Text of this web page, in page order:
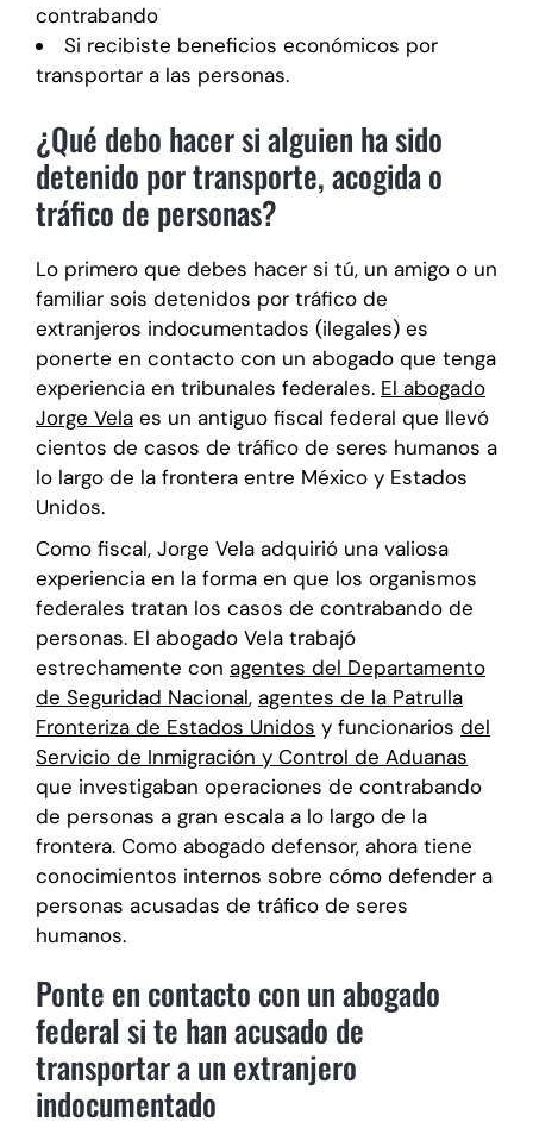
contrabando
Si recibiste beneficios económicos por
transportar a las personas.
¿Qué debo hacer si alguien ha sido
detenido por transporte, acogida o
tráfico de personas?
Lo primero que debes hacer si tú, un amigo o un
familiar sois detenidos por tráfico de
extranjeros indocumentados (ilegales) es
ponerte en contacto con un abogado que tenga
experiencia en tribunales federales. El abogado
Jorge Vela es un antiguo fiscal federal que llevó
cientos de casos de tráfico de seres humanos a
lo largo de la frontera entre México y Estados
Unidos.
Como fiscal, Jorge Vela adquirió una valiosa
experiencia en la forma en que los organismos
federales tratan los casos de contrabando de
personas. El abogado Vela trabajó
estrechamente con agentes del Departamento
de Seguridad Nacional, agentes de la Patrulla
Fronteriza de Estados Unidos y funcionarios del
Servicio de Inmigración y Control de Aduanas
que investigaban operaciones de contrabando
de personas a gran escala a lo largo de la
frontera. Como abogado defensor, ahora tiene
conocimientos internos sobre cómo defender a
personas acusadas de tráfico de seres
humanos.
Ponte en contacto con un abogado
federal si te han acusado de
transportar a un extranjero
indocumentado